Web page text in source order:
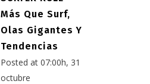
Más Que Surf,
Olas Gigantes Y
Tendencias
Posted at 07:00h, 31
octubre